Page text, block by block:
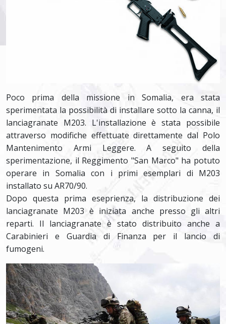
Poco prima della missione in Somalia, era stata
sperimentata la possibilità di installare sotto la canna, il
lanciagranate M203. L'installazione è stata possibile
attraverso modifiche effettuate direttamente dal Polo
Mantenimento Armi Leggere. A seguito della
sperimentazione, il Reggimento "San Marco" ha potuto
operare in Somalia con i primi esemplari di M203
installato su AR70/90.
Dopo questa prima eseprienza, la distribuzione dei
lanciagranate M203 è iniziata anche presso gli altri
reparti. Il lanciagranate è stato distribuito anche a
Carabinieri e Guardia di Finanza per il lancio di
fumogeni.